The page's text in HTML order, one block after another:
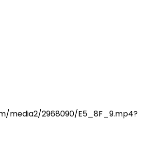
media2/2968090/E5_8F_9.mp4?